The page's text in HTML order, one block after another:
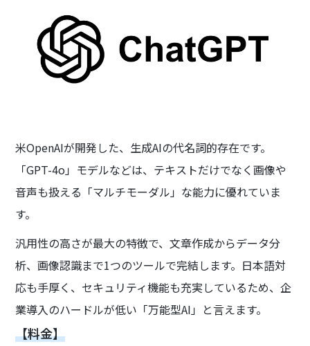
米OpenAIが開発した、生成AIの代名詞的存在です。
「GPT-4o」モデルなどは、テキストだけでなく画像や
音声も扱える「マルチモーダル」な能力に優れていま
す。
汎用性の高さが最大の特徴で、文章作成からデータ分
析、画像認識まで1つのツールで完結します。日本語対
応も手厚く、セキュリティ機能も充実しているため、企
業導入のハードルが低い「万能型AI」と言えます。
【料金】